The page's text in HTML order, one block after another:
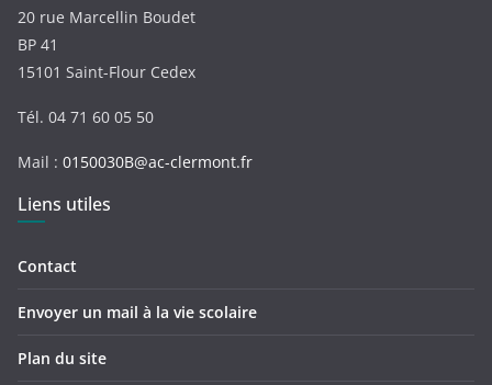
20 rue Marcellin Boudet
BP 41
15101 Saint-Flour Cedex
Tél. 04 71 60 05 50
Mail : 0150030B@ac-clermont.fr
Liens utiles
Contact
Envoyer un mail à la vie scolaire
Plan du site